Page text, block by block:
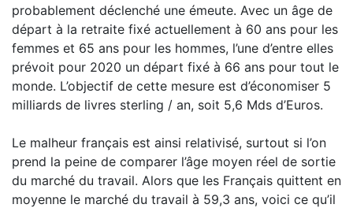
probablement déclenché une émeute. Avec un âge de
départ à la retraite fixé actuellement à 60 ans pour les
femmes et 65 ans pour les hommes, l’une d’entre elles
prévoit pour 2020 un départ fixé à 66 ans pour tout le
monde. L’objectif de cette mesure est d’économiser 5
milliards de livres sterling / an, soit 5,6 Mds d’Euros.
Le malheur français est ainsi relativisé, surtout si l’on
prend la peine de comparer l’âge moyen réel de sortie
du marché du travail. Alors que les Français quittent en
moyenne le marché du travail à 59,3 ans, voici ce qu’il